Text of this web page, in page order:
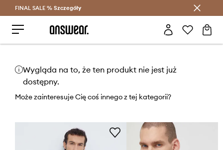
Oszczędzaj z Answear Club >
FINAL SALE % Szczegóły
Wygląda na to, że ten produkt nie jest już
dostępny.
Może zainteresuje Cię coś innego z tej kategorii?